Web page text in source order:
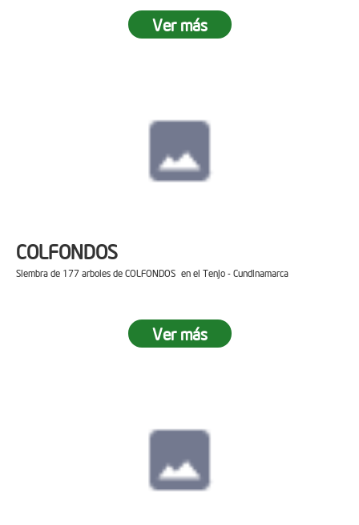
Ver más
COLFONDOS
Siembra de 177 arboles de COLFONDOS en el Tenjo - Cundinamarca
Ver más